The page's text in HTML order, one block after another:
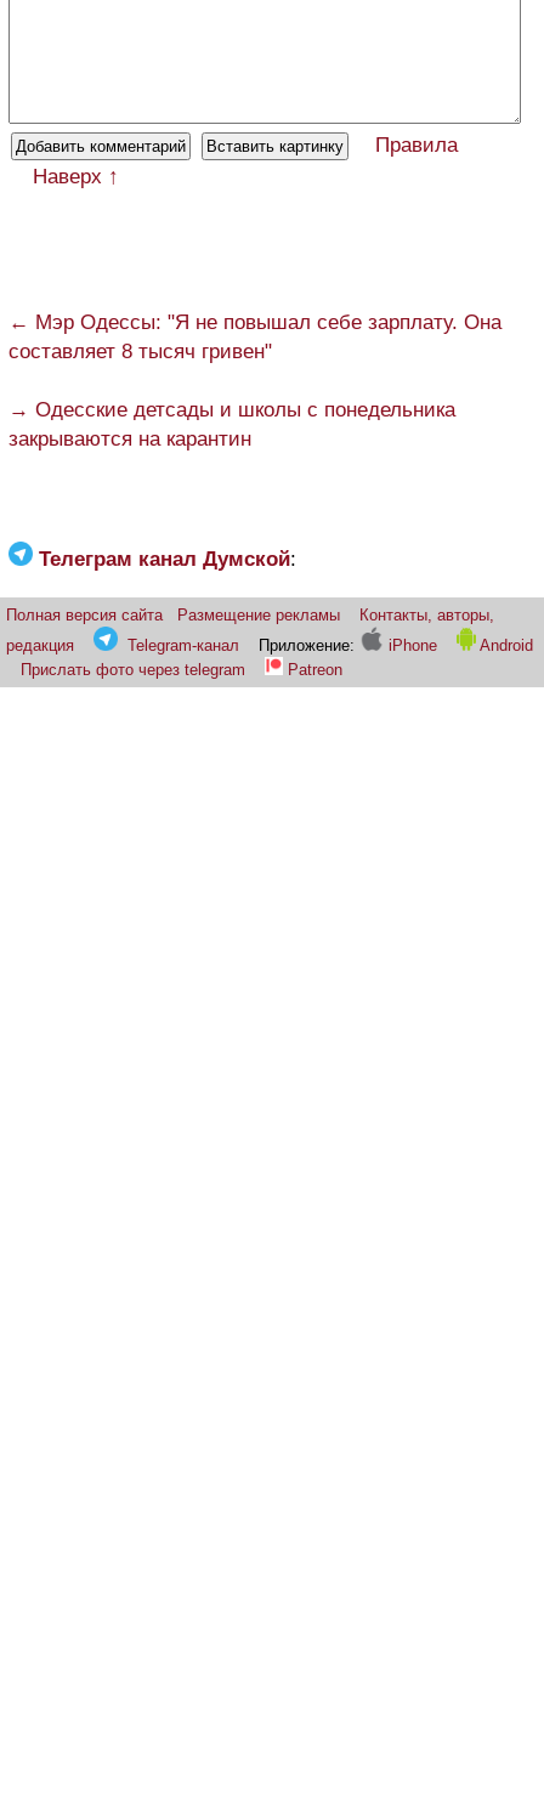
Правила
Наверх ↑
← Мэр Одессы: "Я не повышал себе зарплату. Она
составляет 8 тысяч гривен"
→ Одесские детсады и школы с понедельника
закрываются на карантин
Телеграм канал Думской:
Полная версия сайта Размещение рекламы
Контакты, авторы,
редакция
Telegram-канал Приложение: iPhone
Android
Прислать фото через telegram
Patreon